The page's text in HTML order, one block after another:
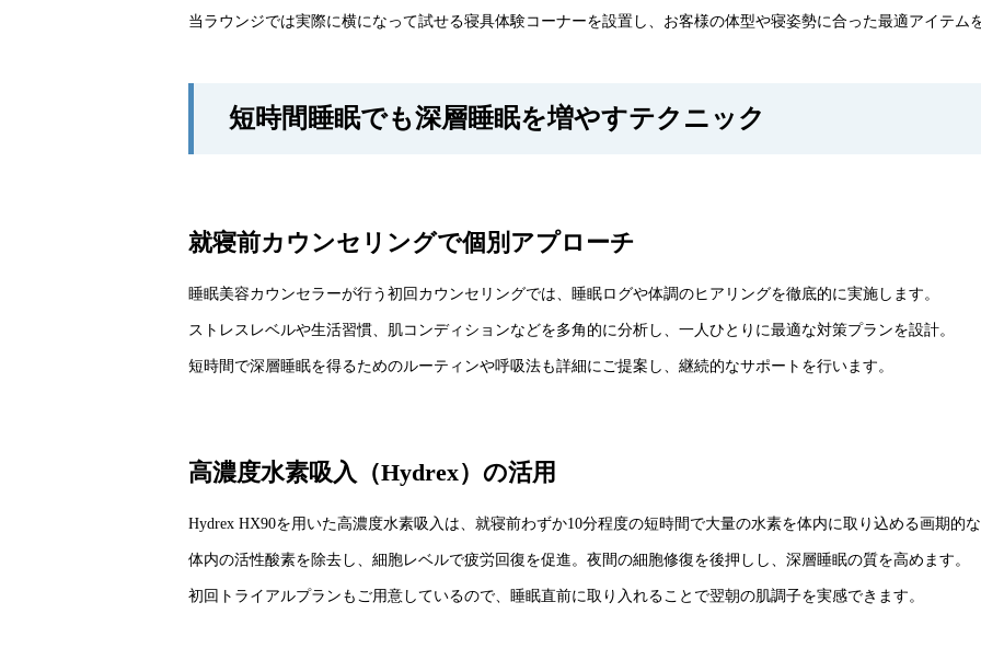
当ラウンジでは実際に横になって試せる寝具体験コーナーを設置し、お客様の体型や寝姿勢に合った最適アイテム
短時間睡眠でも深層睡眠を増やすテクニック
就寝前カウンセリングで個別アプローチ
睡眠美容カウンセラーが行う初回カウンセリングでは、睡眠ログや体調のヒアリングを徹底的に実施します。
ストレスレベルや生活習慣、肌コンディションなどを多角的に分析し、一人ひとりに最適な対策プランを設計。
短時間で深層睡眠を得るためのルーティンや呼吸法も詳細にご提案し、継続的なサポートを行います。
高濃度水素吸入（Hydrex）の活用
Hydrex HX90を用いた高濃度水素吸入は、就寝前わずか10分程度の短時間で大量の水素を体内に取り込める画期的な
体内の活性酸素を除去し、細胞レベルで疲労回復を促進。夜間の細胞修復を後押しし、深層睡眠の質を高めます。
初回トライアルプランもご用意しているので、睡眠直前に取り入れることで翌朝の肌調子を実感できます。